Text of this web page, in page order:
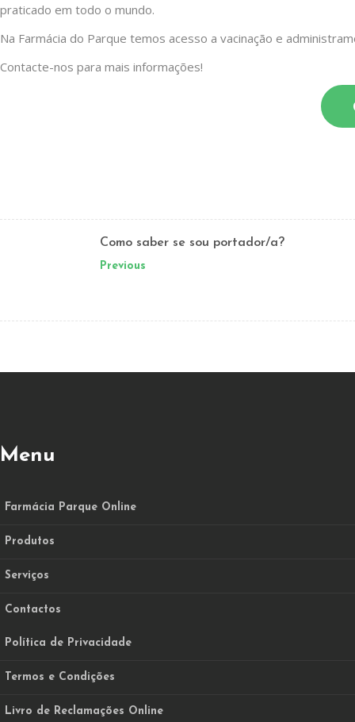
praticado em todo o mundo.
Na Farmácia do Parque temos acesso a vacinação e
Contacte-nos para mais informações!
Como saber se sou portador/a?
Previous
Menu
Farmácia Parque Online
Produtos
Serviços
Contactos
Política de Privacidade
Termos e Condições
Livro de Reclamações Online